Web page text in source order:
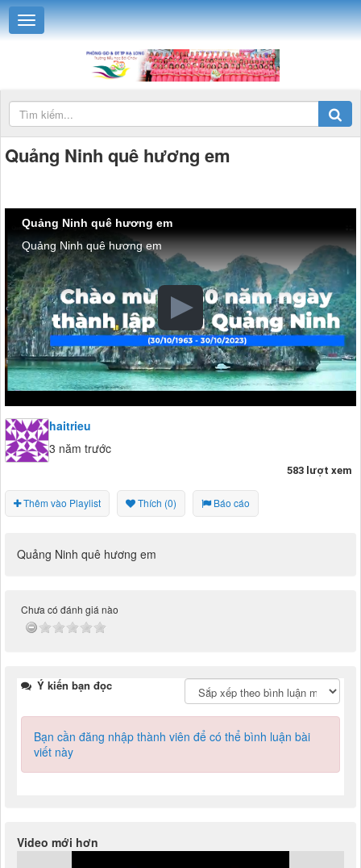
Quảng Ninh quê hương em
Quảng Ninh quê hương em
Quảng Ninh quê hương em
haitrieu
3 năm trước
583 lượt xem
Thêm vào Playlist Thích (0) Báo cáo
Quảng Ninh quê hương em
Chưa có đánh giá nào
Ý kiến bạn đọc
Bạn cần đăng nhập thành viên để có thể bình luận bài
viết này
Video mới hơn